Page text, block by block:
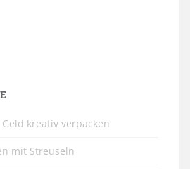
kreativ verpacken
mit Streuseln